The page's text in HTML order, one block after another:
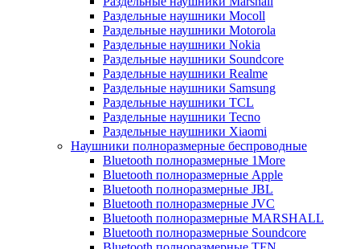
Раздельные наушники Mocoll
Раздельные наушники Motorola
Раздельные наушники Nokia
Раздельные наушники Soundcore
Раздельные наушники Realme
Раздельные наушники Samsung
Раздельные наушники TCL
Раздельные наушники Tecno
Раздельные наушники Xiaomi
Наушники полноразмерные беспроводные
Bluetooth полноразмерные 1More
Bluetooth полноразмерные Apple
Bluetooth полноразмерные JBL
Bluetooth полноразмерные JVC
Bluetooth полноразмерные MARSHALL
Bluetooth полноразмерные Soundcore